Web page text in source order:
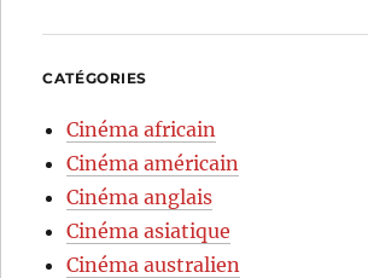
CATÉGORIES
Cinéma africain
Cinéma américain
Cinéma anglais
Cinéma asiatique
Cinéma australien